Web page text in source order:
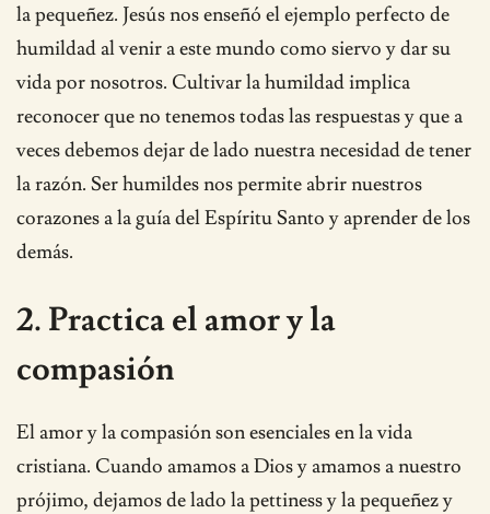
la pequeñez. Jesús nos enseñó el ejemplo perfecto de
humildad al venir a este mundo como siervo y dar su
vida por nosotros. Cultivar la humildad implica
reconocer que no tenemos todas las respuestas y que a
veces debemos dejar de lado nuestra necesidad de tener
la razón. Ser humildes nos permite abrir nuestros
corazones a la guía del Espíritu Santo y aprender de los
demás.
2. Practica el amor y la
compasión
El amor y la compasión son esenciales en la vida
cristiana. Cuando amamos a Dios y amamos a nuestro
prójimo, dejamos de lado la pettiness y la pequeñez y